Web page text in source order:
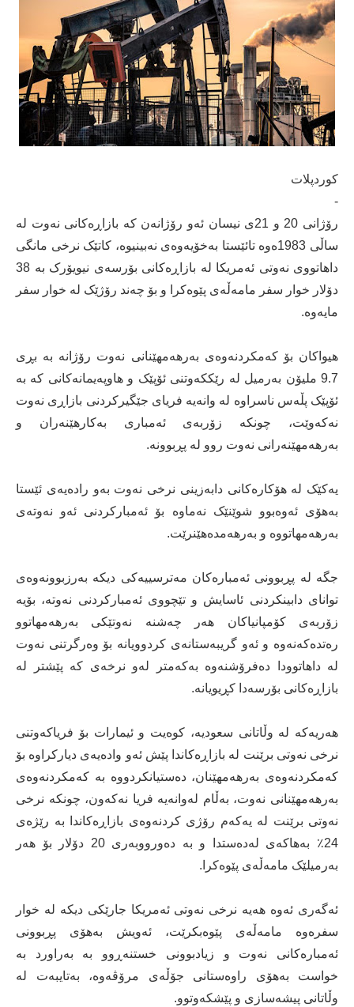
كوردپلات
-
رۆژانی 20 و 21ی نیسان ئەو رۆژانەن کە بازاڕەکانی نەوت لە
ساڵی 1983ەوە تائێستا بەخۆیەوەی نەبینیوە، کاتێک نرخی مانگی
داهاتووی نەوتی ئەمریکا لە بازاڕەکانی بۆرسەی نیویۆرک بە 38
دۆلار خوار سفر مامەڵەی پێوەکرا و بۆ چەند رۆژێک لە خوار سفر
مایەوە.
هیواکان بۆ کەمکردنەوەی بەرهەمهێنانی نەوت رۆژانە بە بڕی
9.7 ملیۆن بەرمیل لە رێککەوتنی ئۆپێک و هاوپەیمانەکانی کە بە
ئۆپێک پڵەس ناسراوە لە وانەیە فریای جێگیرکردنی بازاڕی نەوت
نەکەوێت، چونکە زۆربەی ئەمباری بەکارهێنەران و
بەرهەمهێنەرانی نەوت روو لە پڕبوونە.
یەکێک لە هۆکارەکانی دابەزینی نرخی نەوت بەو رادەیەی ئێستا
بەهۆی ئەوەبوو شوێنێک نەماوە بۆ ئەمبارکردنی ئەو نەوتەی
بەرهەمهاتووە و بەرهەمدەهێنرێت.
جگە لە پڕبوونی ئەمبارەکان مەترسییەکی دیکە بەرزبوونەوەی
توانای دابینکردنی ئاسایش و تێچووی ئەمبارکردنی نەوتە، بۆیە
زۆربەی کۆمپانیاکان هەر چەشنە نەوتێکی بەرهەمهاتوو
رەتدەکەنەوە و ئەو گریبەستانەی کردوویانە بۆ وەرگرتنی نەوت
لە داهاتوودا دەفرۆشنەوە بەکەمتر لەو نرخەی کە پێشتر لە
بازاڕەکانی بۆرسەدا کڕیویانە.
هەریەکە لە وڵاتانی سعودیە، کوەیت و ئیمارات بۆ فریاکەوتنی
نرخی نەوتی برێنت لە بازاڕەکاندا پێش ئەو وادەیەی دیارکراوە بۆ
کەمکردنەوەی بەرهەمهێنان، دەستیانکردووە بە کەمکردنەوەی
بەرهەمهێنانی نەوت، بەڵام لەوانەیە فریا نەکەون، چونکە نرخی
نەوتی برێنت لە یەکەم رۆژی کردنەوەی بازاڕەکاندا بە رێژەی
24٪ بەهاکەی لەدەستدا و بە دەورووبەری 20 دۆلار بۆ هەر
بەرمیلێک مامەڵەی پێوەکرا.
ئەگەری ئەوە هەیە نرخی نەوتی ئەمریکا جارێکی دیکە لە خوار
سفرەوە مامەڵەی پێوەبکرێت، ئەویش بەهۆی پڕبوونی
ئەمبارەکانی نەوت و زیادبوونی خستنەڕوو بە بەراورد بە
خواست بەهۆی راوەستانی جۆڵەی مرۆڤەوە، بەتایبەت لە
وڵاتانی پیشەسازی و پێشکەوتوو.